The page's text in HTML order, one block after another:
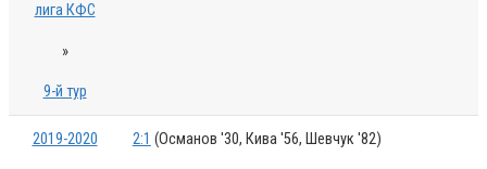
лига КФС
»
9-й тур
2019-2020 2:1 (Османов '30, Кива '56, Шевчук '82)